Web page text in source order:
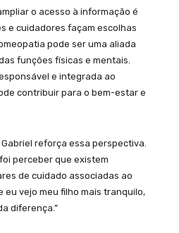
o acesso à informação é
e cuidadores façam escolhas
pode ser uma aliada
funções físicas e mentais.
e integrada ao
contribuir para o bem-estar e
reforça essa perspectiva.
perceber que existem
de cuidado associadas ao
eu vejo meu filho mais tranquilo,
diferença.”